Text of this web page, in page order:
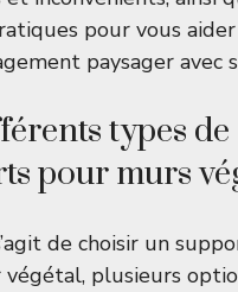
pour vous
paysager avec
types de
pour murs
de choisir un
plusieurs